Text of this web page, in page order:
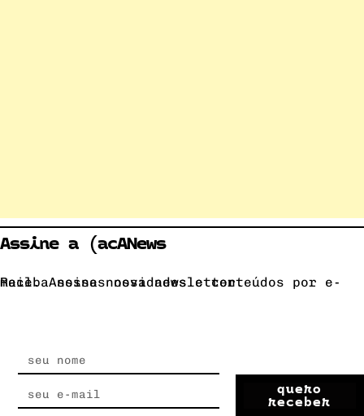
Assine a (acANews
Receba nossas novidades e conteúdos por e-mail. Assine nossa newsletter.
quero
receber